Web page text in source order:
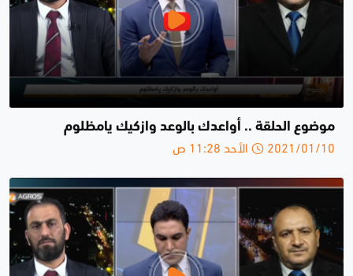
موضوع الحلقة .. أواعدك بالوعد وازكيك يامظلوم
2021/01/10 الأحد 11:28 ص